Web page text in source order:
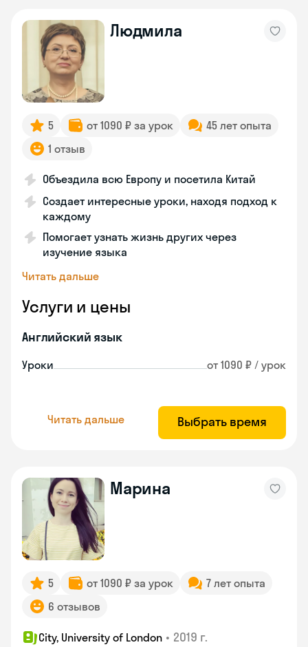
Людмила
5 от 1090 ₽ за урок
45 лет опыта
1 отзыв
Объездила всю Европу и посетила Китай
Создает интересные уроки, находя подход к
каждому
Помогает узнать жизнь других через
изучение языка
Читать дальше
Услуги и цены
Английский язык
Уроки от 1090 ₽ / урок
Читать дальше Выбрать время
Марина
5 от 1090 ₽ за урок
7 лет опыта
6 отзывов
City, University of London • 2019 г.